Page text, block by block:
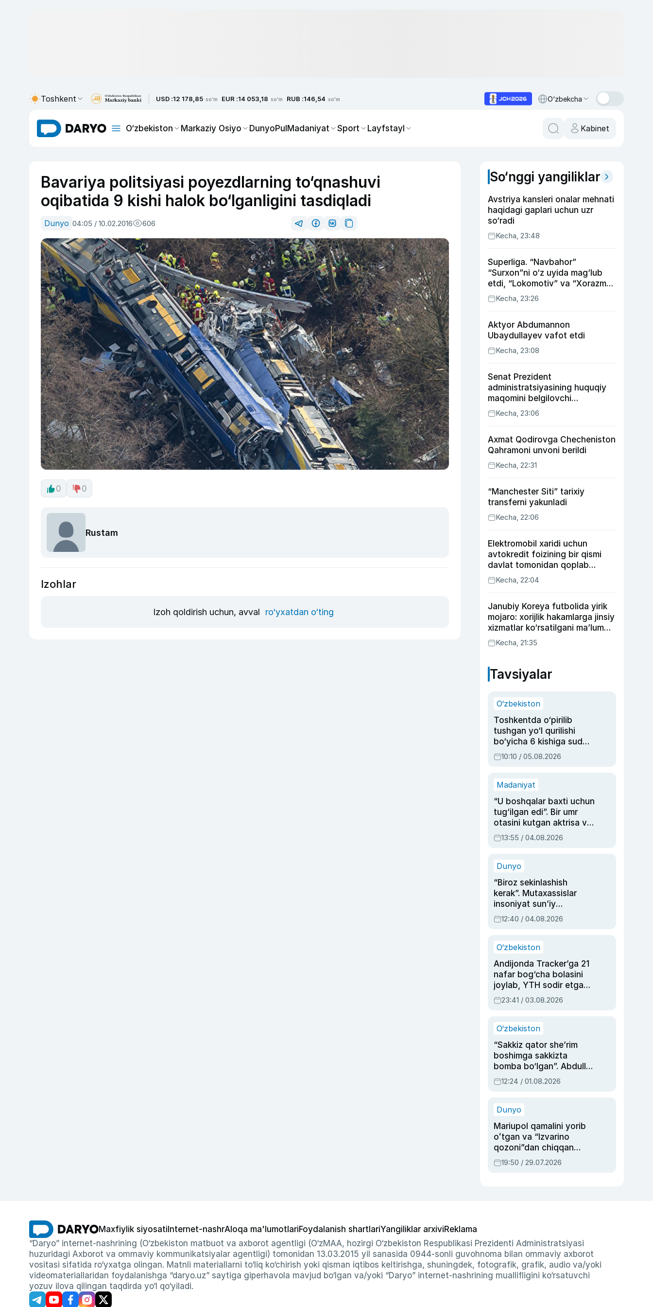
Toshkent USD :12 178,85 so'm EUR :14 053,18 so'm RUB :146,54 so'm O‘zbekcha
O‘zbekiston Markaziy Osiyo DunyoPulMadaniyat Sport Layfstayl Kabinet
Bavariya politsiyasi poyezdlarning to‘qnashuvi
oqibatida 9 kishi halok bo‘lganligini tasdiqladi
Dunyo 04:05 / 10.02.2016 606
0 0
Rustam
Izohlar
Izoh qoldirish uchun, avval ro‘yxatdan o‘ting
So‘nggi yangiliklar
Avstriya kansleri onalar mehnati
haqidagi gaplari uchun uzr
so‘radi
Kecha, 23:48
Superliga. “Navbahor”
“Surxon”ni o‘z uyida mag‘lub
etdi, “Lokomotiv” va “Xorazm”
uyda g‘alaba qozondi
Kecha, 23:26
Aktyor Abdu­mannon
Ubaydullayev vafot etdi
Kecha, 23:08
Senat Prezident
administratsiyasining huquqiy
maqomini belgilovchi
konstitutsiyaviy qonunni
ma’qulladi
Kecha, 23:06
Axmat Qodirovga Checheniston
Qahramoni unvoni berildi
Kecha, 22:31
“Manchester Siti” tarixiy
transferni yakunladi
Kecha, 22:06
Elektromobil xaridi uchun
avtokredit foizining bir qismi
davlat tomonidan qoplab
berilishi mumkin
Kecha, 22:04
Janubiy Koreya futbolida yirik
mojaro: xorijlik hakamlarga jinsiy
xizmatlar ko‘rsatilgani ma’lum
qilindi
Kecha, 21:35
Tavsiyalar
O‘zbekiston
Toshkentda o‘pirilib
tushgan yo‘l qurilishi
bo‘yicha 6 kishiga sud
hukmi o‘qildi
10:10 / 05.08.2026
Madaniyat
“U boshqalar baxti uchun
tug‘ilgan edi”. Bir umr
otasini kutgan aktrisa va
dublyaj ustasi Rimma
Ahmedovaning
13:55 / 04.08.2026
Dunyo
“Biroz sekinlashish
kerak”. Mutaxassislar
insoniyat sun’iy
intellektni boshqara
olmay qolishidan xavotir
12:40 / 04.08.2026
O‘zbekiston
Andijonda Tracker’ga 21
nafar bog‘cha bolasini
joylab, YTH sodir etgan
ayolga sud hukmi o‘qildi
23:41 / 03.08.2026
O‘zbekiston
“Sakkiz qator she’rim
boshimga sakkizta
bomba bo‘lgan”. Abdulla
Oripovni siyosiy
ayblovlardan asrab
12:24 / 01.08.2026
Dunyo
Mariupol qamalini yorib
oʻtgan va “Izvarino
qozoni”dan chiqqan
qahramon — Ukraina
armiyasi bosh
19:50 / 29.07.2026
Maxfiylik siyosati Internet-nashrAloqa ma'lumotlariFoydalanish shartlariYangiliklar arxiviReklama
“Daryo” internet-nashrining (O‘zbekiston matbuot va axborot agentligi (O‘zMAA, hozirgi O‘zbekiston Respublikasi Prezidenti Administratsiyasi
huzuridagi Axborot va ommaviy kommunikatsiyalar agentligi) tomonidan 13.03.2015 yil sanasida 0944-sonli guvohnoma bilan ommaviy axborot
vositasi sifatida ro‘yxatga olingan. Matnli materiallarni to‘liq ko‘chirish yoki qisman iqtibos keltirishga, shuningdek, fotografik, grafik, audio va/yoki
videomateriallaridan foydalanishga “daryo.uz” saytiga giperhavola mavjud bo‘lgan va/yoki “Daryo” internet-nashrining muallifligini ko‘rsatuvchi
yozuv ilova qilingan taqdirda yo‘l qo‘yiladi.